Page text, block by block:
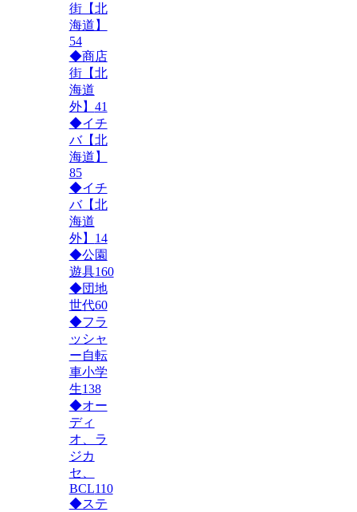
街【北
海道】
54
◆商店
街【北
海道
外】 41
◆イチ
バ【北
海道】
85
◆イチ
バ【北
海道
外】 14
◆公園
遊具160
◆団地
世代60
◆フラ
ッシャ
ー自転
車小学
生138
◆オー
ディ
オ、ラ
ジカ
セ、
BCL110
◆ステ